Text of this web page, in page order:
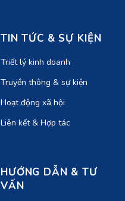
TIN TỨC & SỰ KIỆN
Triết lý kinh doanh
Truyền thông & sự kiện
Hoạt động xã hội
Liên kết & Hợp tác
HƯỚNG DẪN & TƯ
VẤN